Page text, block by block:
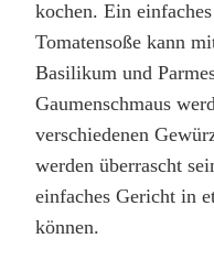
kochen. Ein
Tomatensoße kann
Basilikum und
Gaumenschmaus
verschiedenen
werden überrascht
einfaches Gericht in
können.